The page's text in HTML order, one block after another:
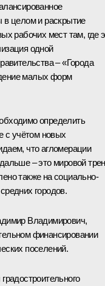
в целом и раскрытие
рабочих мест там, где
одной
– «Города
малых форм
определить
с учётом новых
что агломерации
– это мировой
также на социально-
городов.
Владимирович,
финансировании
поселений.